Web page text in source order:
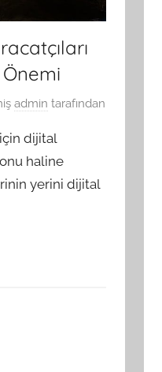
admin tarafından
için dijital
haline
yerini dijital